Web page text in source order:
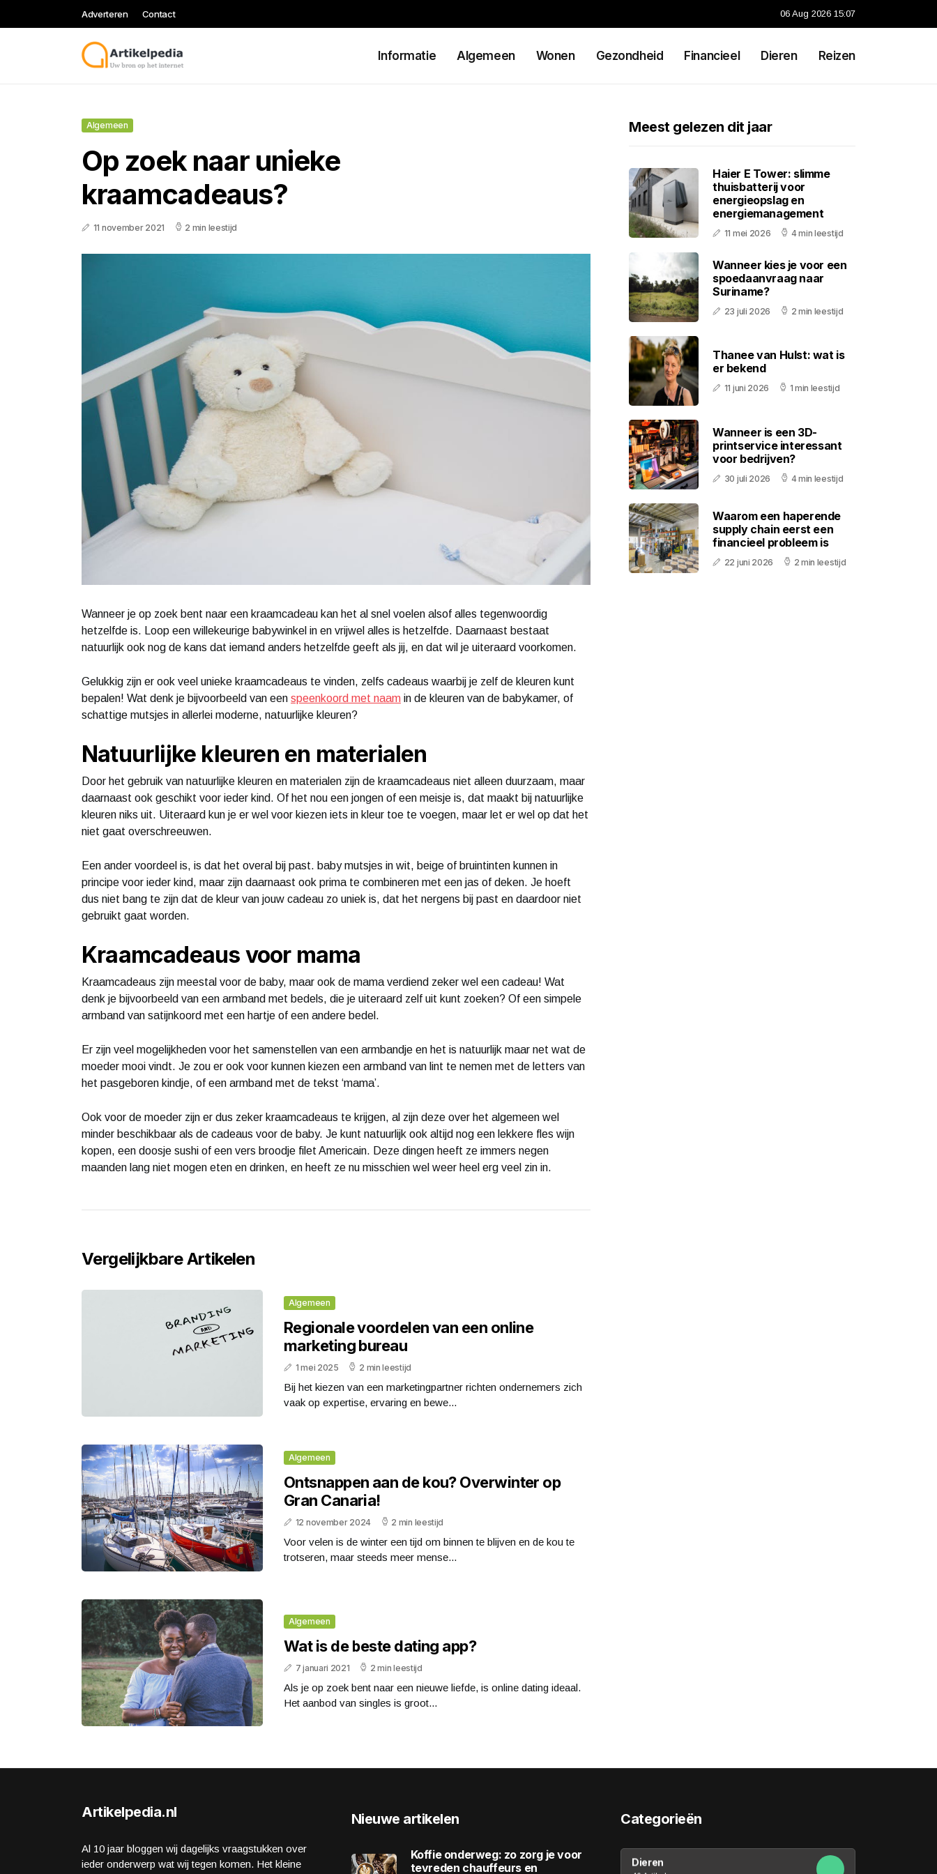
Adverteren Contact 06 Aug 2026 15:07
Informatie Algemeen Wonen Gezondheid Financieel Dieren Reizen
Algemeen
Op zoek naar unieke
kraamcadeaus?
11 november 2021 2 min leestijd
Wanneer je op zoek bent naar een kraamcadeau kan het al snel voelen alsof alles tegenwoordig
hetzelfde is. Loop een willekeurige babywinkel in en vrijwel alles is hetzelfde. Daarnaast bestaat
natuurlijk ook nog de kans dat iemand anders hetzelfde geeft als jij, en dat wil je uiteraard voorkomen.
Gelukkig zijn er ook veel unieke kraamcadeaus te vinden, zelfs cadeaus waarbij je zelf de kleuren kunt
bepalen! Wat denk je bijvoorbeeld van een speenkoord met naam in de kleuren van de babykamer, of
schattige mutsjes in allerlei moderne, natuurlijke kleuren?
Natuurlijke kleuren en materialen
Door het gebruik van natuurlijke kleuren en materialen zijn de kraamcadeaus niet alleen duurzaam, maar
daarnaast ook geschikt voor ieder kind. Of het nou een jongen of een meisje is, dat maakt bij natuurlijke
kleuren niks uit. Uiteraard kun je er wel voor kiezen iets in kleur toe te voegen, maar let er wel op dat het
niet gaat overschreeuwen.
Een ander voordeel is, is dat het overal bij past. baby mutsjes in wit, beige of bruintinten kunnen in
principe voor ieder kind, maar zijn daarnaast ook prima te combineren met een jas of deken. Je hoeft
dus niet bang te zijn dat de kleur van jouw cadeau zo uniek is, dat het nergens bij past en daardoor niet
gebruikt gaat worden.
Kraamcadeaus voor mama
Kraamcadeaus zijn meestal voor de baby, maar ook de mama verdiend zeker wel een cadeau! Wat
denk je bijvoorbeeld van een armband met bedels, die je uiteraard zelf uit kunt zoeken? Of een simpele
armband van satijnkoord met een hartje of een andere bedel.
Er zijn veel mogelijkheden voor het samenstellen van een armbandje en het is natuurlijk maar net wat de
moeder mooi vindt. Je zou er ook voor kunnen kiezen een armband van lint te nemen met de letters van
het pasgeboren kindje, of een armband met de tekst ‘mama’.
Ook voor de moeder zijn er dus zeker kraamcadeaus te krijgen, al zijn deze over het algemeen wel
minder beschikbaar als de cadeaus voor de baby. Je kunt natuurlijk ook altijd nog een lekkere fles wijn
kopen, een doosje sushi of een vers broodje filet Americain. Deze dingen heeft ze immers negen
maanden lang niet mogen eten en drinken, en heeft ze nu misschien wel weer heel erg veel zin in.
Vergelijkbare Artikelen
Algemeen
Regionale voordelen van een online
marketing bureau
1 mei 2025 2 min leestijd
Bij het kiezen van een marketingpartner richten ondernemers zich
vaak op expertise, ervaring en bewe...
Algemeen
Ontsnappen aan de kou? Overwinter op
Gran Canaria!
12 november 2024 2 min leestijd
Voor velen is de winter een tijd om binnen te blijven en de kou te
trotseren, maar steeds meer mense...
Algemeen
Wat is de beste dating app?
7 januari 2021 2 min leestijd
Als je op zoek bent naar een nieuwe liefde, is online dating ideaal.
Het aanbod van singles is groot...
Meest gelezen dit jaar
Haier E Tower: slimme
thuisbatterij voor
energieopslag en
energiemanagement
11 mei 2026 4 min leestijd
Wanneer kies je voor een
spoedaanvraag naar
Suriname?
23 juli 2026 2 min leestijd
Thanee van Hulst: wat is
er bekend
11 juni 2026 1 min leestijd
Wanneer is een 3D-
printservice interessant
voor bedrijven?
30 juli 2026 4 min leestijd
Waarom een haperende
supply chain eerst een
financieel probleem is
22 juni 2026 2 min leestijd
Artikelpedia.nl
Al 10 jaar bloggen wij dagelijks vraagstukken over
ieder onderwerp wat wij tegen komen. Het kleine
Nieuwe artikelen
Koffie onderweg: zo zorg je voor
tevreden chauffeurs en
Categorieën
Dieren